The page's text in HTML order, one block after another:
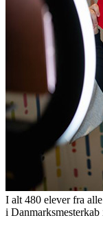
I alt 480 elever fra
i